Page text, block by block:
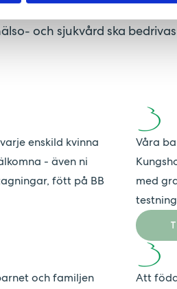
och blivande och nyblivna
och sjukvård ska
enskild kvinna
- även ni
fött på BB
och familjen
Våra
med
Att